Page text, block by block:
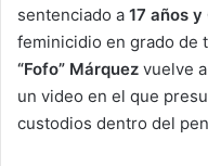
sentenciado a 17 años
feminicidio en grado de
“Fofo” Márquez vuelve
un video en el que
custodios dentro del